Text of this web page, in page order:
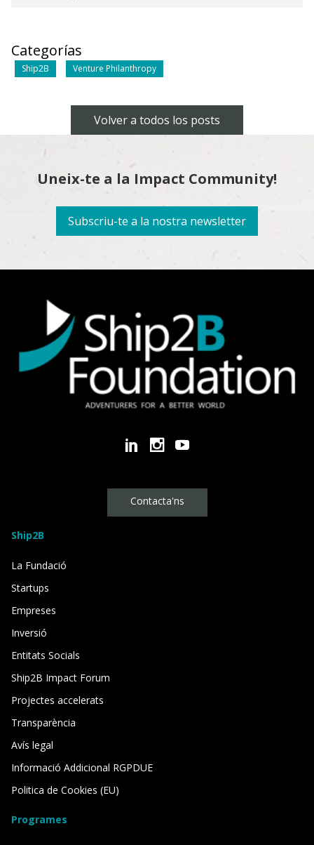
Categorías
Ship2B Venture Philanthropy
Volver a todos los posts
Uneix-te a la Impact Community!
Subscriu-te a la nostra newsletter
Contacta'ns
Ship2B
La Fundació
Startups
Empreses
Inversió
Entitats Socials
Ship2B Impact Forum
Projectes accelerats
Transparència
Avís legal
Informació Addicional RGPDUE
Politica de Cookies (EU)
Programes